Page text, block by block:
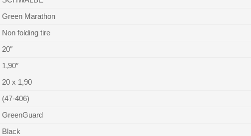
Green Marathon
Non folding tire
20″
1,90″
20 x 1,90
(47-406)
GreenGuard
Black